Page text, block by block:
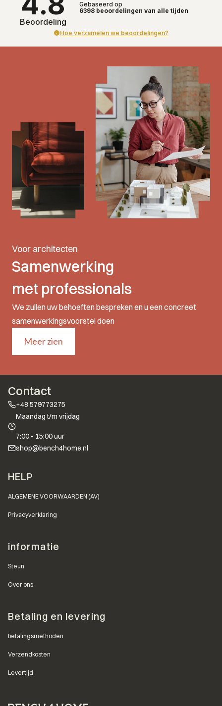
Beoordeling
Gebaseerd op
6398 beoordelingenvan alle tijden
Hoe verzamelen we beoordelingen?
Voor architecten
Samenwerking
met professionals
We zullen uw behoeften bespreken en u een concreet
samenwerkingsvoorstel doen
Meer zien
Contact
+48 579773275
Maandag t/m vrijdag
7:00 - 15:00 uur
shop@bench4home.nl
Voettekstmenu
HELP
ALGEMENE VOORWAARDEN (AV)
Privacyverklaring
informatie
Steun
Over ons
Betaling en levering
betalingsmethoden
Verzendkosten
Levertijd